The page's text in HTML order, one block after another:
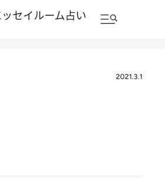
セイルーム占い
2021.3.1